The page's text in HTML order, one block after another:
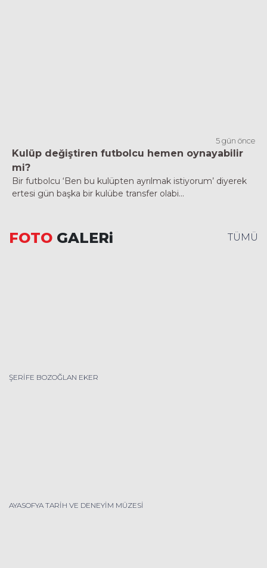
5 gün önce
Kulüp değiştiren futbolcu hemen oynayabilir
mi?
Bir futbolcu ‘Ben bu kulüpten ayrılmak istiyorum’ diyerek
ertesi gün başka bir kulübe transfer olabi...
FOTO GALERi TÜMÜ
ŞERİFE BOZOĞLAN EKER
AYASOFYA TARİH VE DENEYİM MÜZESİ